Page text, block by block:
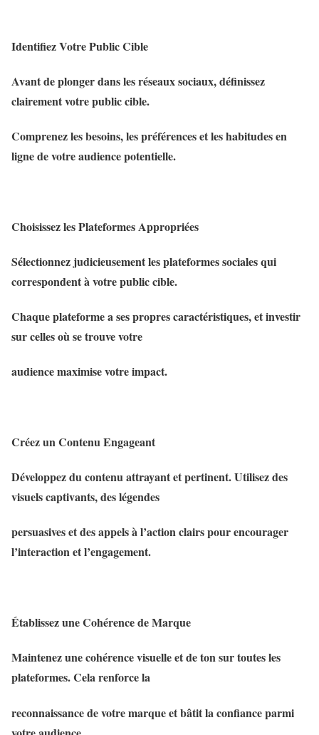
Identifiez Votre Public Cible
Avant de plonger dans les réseaux sociaux, définissez
clairement votre public cible.
Comprenez les besoins, les préférences et les habitudes en
ligne de votre audience potentielle.
Choisissez les Plateformes Appropriées
Sélectionnez judicieusement les plateformes sociales qui
correspondent à votre public cible.
Chaque plateforme a ses propres caractéristiques, et investir
sur celles où se trouve votre
audience maximise votre impact.
Créez un Contenu Engageant
Développez du contenu attrayant et pertinent. Utilisez des
visuels captivants, des légendes
persuasives et des appels à l’action clairs pour encourager
l’interaction et l’engagement.
Établissez une Cohérence de Marque
Maintenez une cohérence visuelle et de ton sur toutes les
plateformes. Cela renforce la
reconnaissance de votre marque et bâtit la confiance parmi